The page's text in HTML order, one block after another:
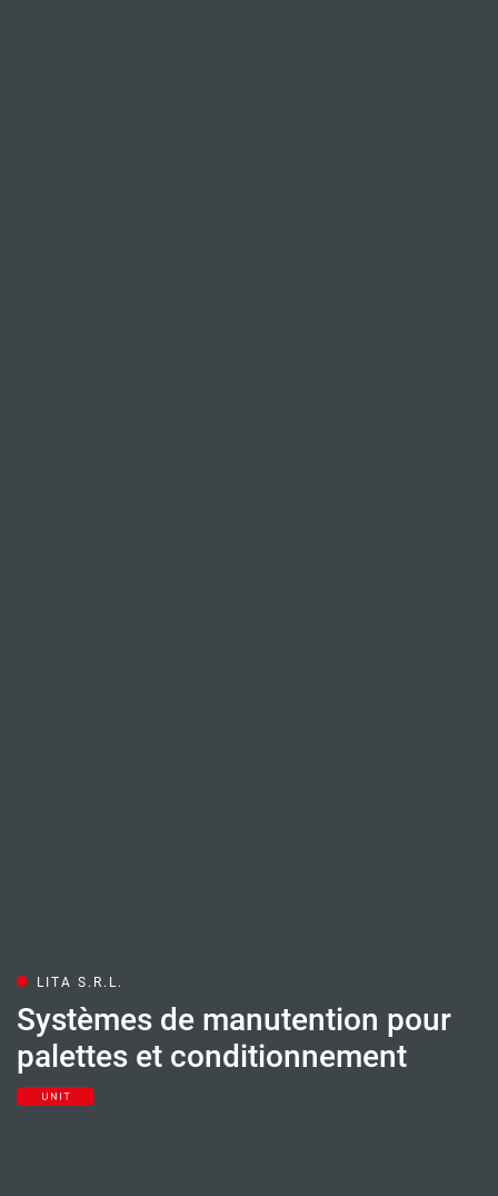
LITA S.R.L.
Systèmes de manutention pour
palettes et conditionnement